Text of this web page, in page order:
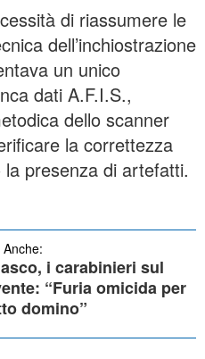
di riassumere le
dell’inchiostrazione
un unico
dati A.F.I.S.,
dello scanner
la correttezza
presenza di artefatti.
i carabinieri sul
“Furia omicida per
domino”